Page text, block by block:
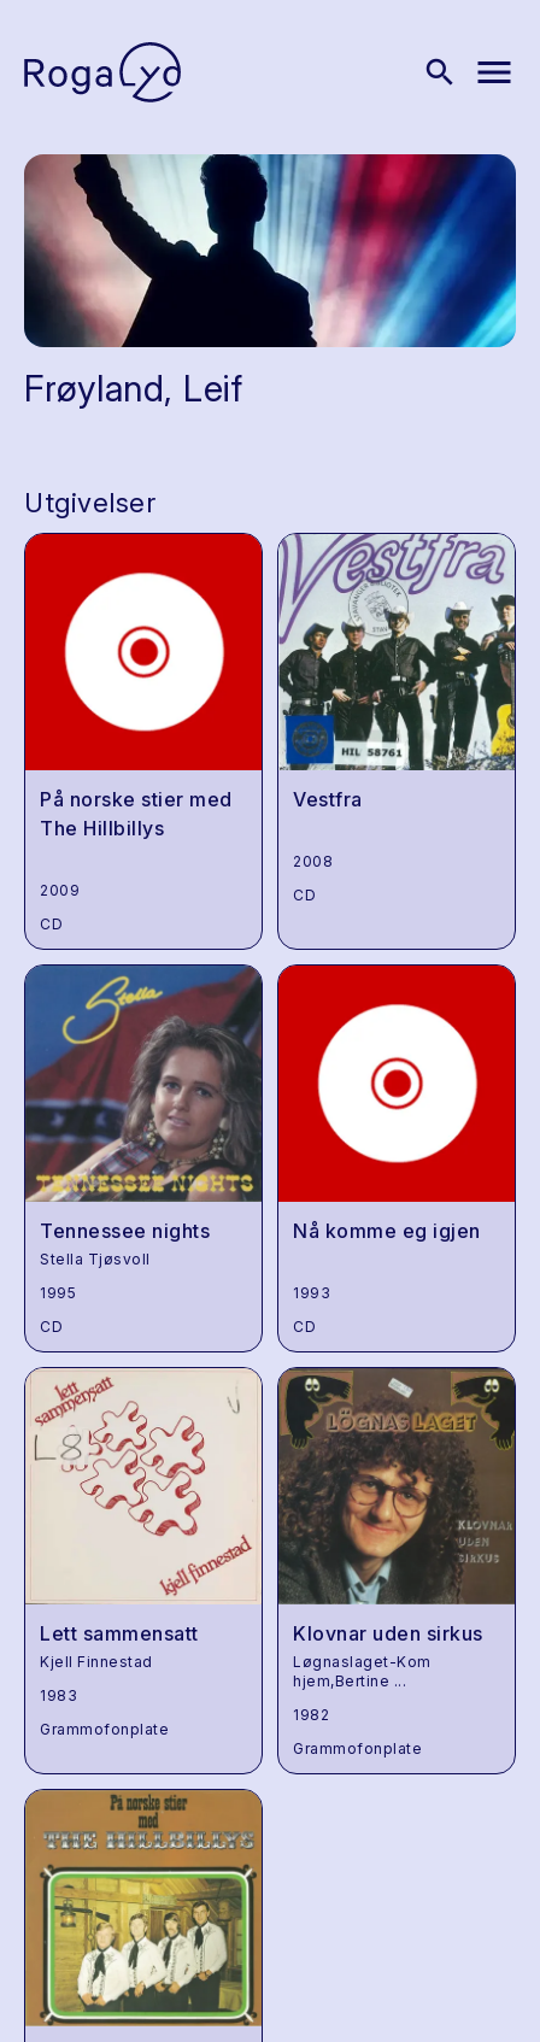
search menu
Frøyland, Leif
Utgivelser
På norske stier med
The Hillbillys
2009
CD
Vestfra
2008
CD
Tennessee nights
Stella Tjøsvoll
1995
CD
Nå komme eg igjen
1993
CD
Lett sammensatt
Kjell Finnestad
1983
Grammofonplate
Klovnar uden sirkus
Løgnaslaget-Kom
hjem,Bertine ...
1982
Grammofonplate